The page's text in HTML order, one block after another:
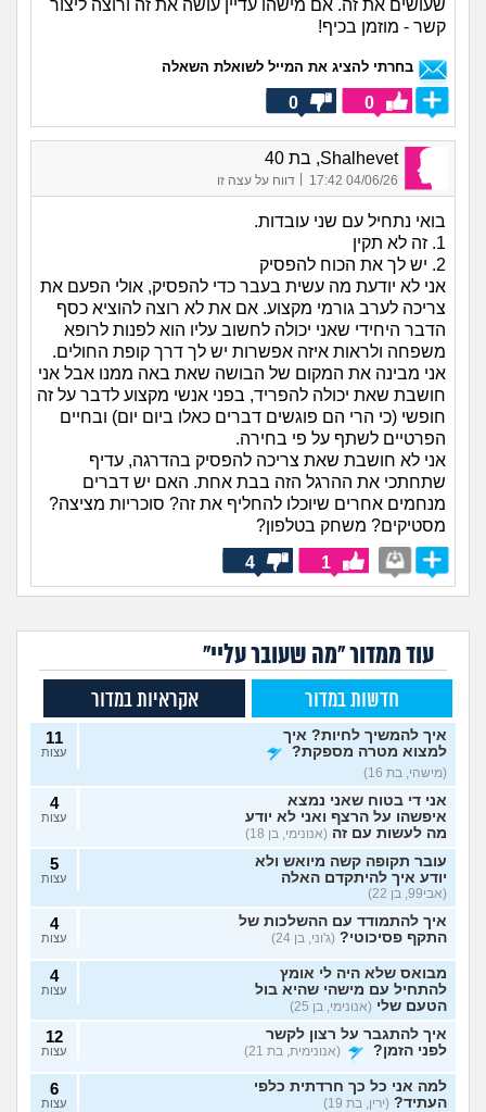
שעושים את זה. אם מישהו עדיין עושה את זה ורוצה ליצור
קשר - מוזמן בכיף!
בחרתי להציג את המייל לשואלת השאלה
0
0
Shalhevet, בת 40
04/06/26 17:42 דווח על עצה זו
בואי נתחיל עם שני עובדות.
1. זה לא תקין
2. יש לך את הכוח להפסיק
אני לא יודעת מה עשית בעבר כדי להפסיק, אולי הפעם את
צריכה לערב גורמי מקצוע. אם את לא רוצה להוציא כסף
הדבר היחידי שאני יכולה לחשוב עליו הוא לפנות לרופא
משפחה ולראות איזה אפשרות יש לך דרך קופת החולים.
אני מבינה את המקום של הבושה שאת באה ממנו אבל אני
חושבת שאת יכולה להפריד, בפני אנשי מקצוע לדבר על זה
חופשי (כי הרי הם פוגשים דברים כאלו ביום יום) ובחיים
הפרטיים לשתף על פי בחירה.
אני לא חושבת שאת צריכה להפסיק בהדרגה, עדיף
שתחתכי את ההרגל הזה בבת אחת. האם יש דברים
מנחמים אחרים שיוכלו להחליף את זה? סוכריות מציצה?
מסטיקים? משחק בטלפון?
1
4
עוד ממדור "מה שעובר עליי"
חדשות במדור אקראיות במדור
איך להמשיך לחיות? איך
למצוא מטרה מספקת?
(מישהי, בת 16)
11
עצות
אני די בטוח שאני נמצא
איפשהו על הרצף ואני לא יודע
מה לעשות עם זה (אנונימי, בן 18)
4
עצות
עובר תקופה קשה מיואש ולא
יודע איך להיתקדם האלה
(אבי99, בן 22)
5
עצות
איך להתמודד עם ההשלכות של
התקף פסיכוטי? (ג'וני, בן 24)
4
עצות
מבואס שלא היה לי אומץ
להתחיל עם מישהי שהיא בול
הטעם שלי (אנונימי, בן 25)
4
עצות
איך להתגבר על רצון לקשר
לפני הזמן?
(אנונימית, בת 21)
12
עצות
למה אני כל כך חרדתית כלפי
העתיד? (ירין, בת 19)
6
עצות